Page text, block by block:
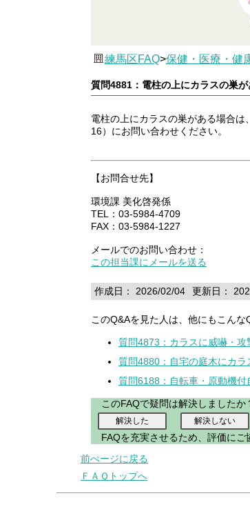
練馬区FAQ>保健・医療・健
質問4881：電柱の上にカラスの巣が
電柱の上にカラスの巣がある場合
16）にお問い合わせください。
【お問合せ先】
環境課 美化啓発係
TEL：03-5984-4709
FAX：03-5984-1227
メールでのお問い合わせ：
この担当課にメールを送る
作成日： 2026/02/04 更新日：
このQ&Aを見た人は、他にもこんな
質問4873：カラスに威嚇・攻
質問4880：自宅の庭木にカラ
質問6188：自転車・原動機付
このFAQで疑問は解決しましたか
FAQを充実させるため、評価にご
前ぺージに戻る
ＦＡＱトップへ